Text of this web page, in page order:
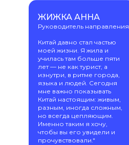
ЖИЖКА АННА
Руководитель направления
Китай давно стал частью
моей жизни. Я жила и
училась там больше пяти
лет — не как турист, а
изнутри, в ритме города,
языка и людей. Сегодня
мне важно показывать
Китай настоящим: живым,
разным, иногда сложным,
но всегда цепляющим.
Именно таким я хочу,
чтобы вы его увидели и
прочувствовали."